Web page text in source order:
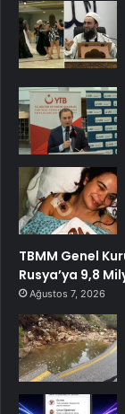
TBMM Genel
Rusya’ya 9,8
Ağustos 7, 2026